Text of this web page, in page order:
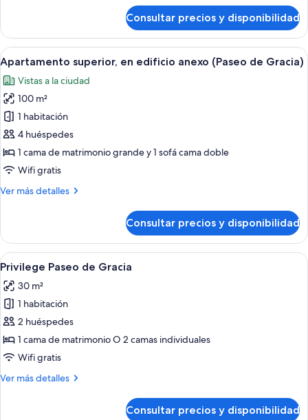
Gracia)
estándar,
en
edificio
anexo
(Paseo
de
Gracia)
Consultar precios y disponibilidad
Abrir
todas
las
fotos
de
Apartamento
superior,
en
edificio
anexo
Gracia)
Una habitación de hotel con cama,
7
Apartamento superior, en edificio anexo (Paseo de Gracia)
Vistas a la ciudad
100 m²
1 habitación
4 huéspedes
1 cama de matrimonio grande y 1 sofá cama doble
Wifi gratis
Ver más detalles
Más
superior,
en
edificio
(Paseo
de
Gracia)
Consultar precios y disponibilidad
Abrir
todas
las
fotos
de
Privilege
Paseo
Gracia
Una habitación de hotel con una
4
Privilege Paseo de Gracia
30 m²
1 habitación
2 huéspedes
1 cama de matrimonio O 2 camas individuales
Wifi gratis
Ver más detalles
Más
Consultar precios y disponibilidad